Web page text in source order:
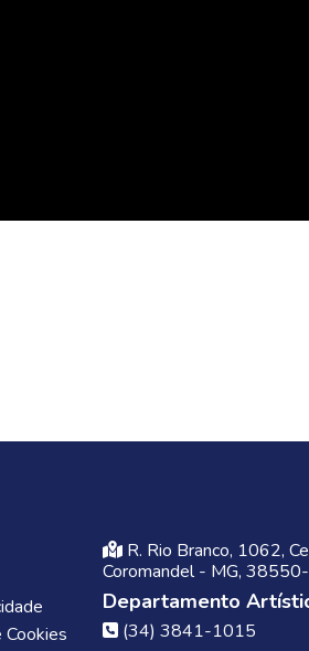
Cookies
R. Rio Branco, 1062,
Coromandel - MG,
Departamento
(34) 3841-1015